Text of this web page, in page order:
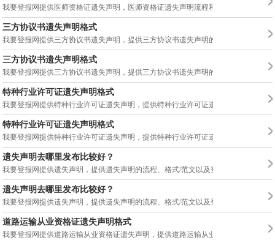
我要登报网提供医师资格证遗失声明，医师资格证遗失声明流程和范本，医师资格
三方协议书遗失声明格式
我要登报网提供三方协议书遗失声明，提供三方协议书遗失声明的流程、格式/范文
三方协议书遗失声明格式
我要登报网提供三方协议书遗失声明，提供三方协议书遗失声明的流程、格式/范文
特种行业许可证遗失声明格式
我要登报网提供特种行业许可证遗失声明，提供特种行业许可证遗失声明的流程、
特种行业许可证遗失声明格式
我要登报网提供特种行业许可证遗失声明，提供特种行业许可证遗失声明的流程、
遗失声明去哪里发布比较好？
我要登报网提供遗失声明，提供遗失声明的流程、格式/范文以及登报价格，遗失声
遗失声明去哪里发布比较好？
我要登报网提供遗失声明，提供遗失声明的流程、格式/范文以及登报价格，遗失声
道路运输从业资格证遗失声明格式
我要登报网提供道路运输从业资格证遗失声明，提供道路运输从业资格证遗失声明